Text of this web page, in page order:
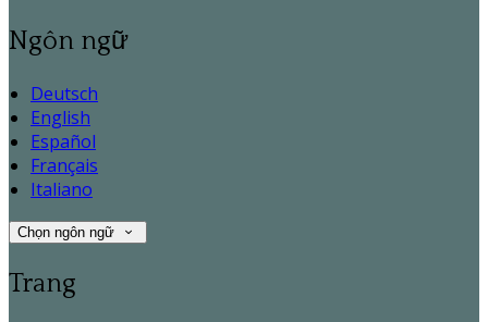
Ngôn ngữ
Deutsch
English
Español
Français
Italiano
Chọn ngôn ngữ
Trang